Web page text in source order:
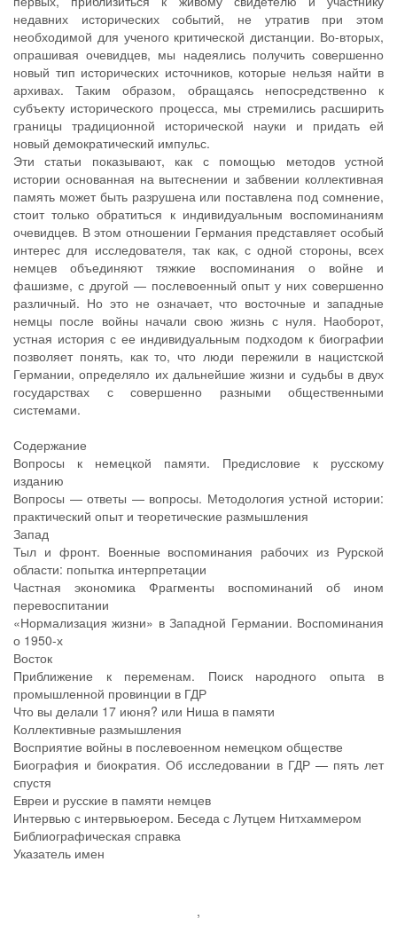
недавних исторических событий, не утратив при этом
необходимой для ученого критической дистанции. Во-вторых,
опрашивая очевидцев, мы надеялись получить совершенно
новый тип исторических источников, которые нельзя найти в
архивах. Таким образом, обращаясь непосредственно к
субъекту исторического процесса, мы стремились расширить
границы традиционной исторической науки и придать ей
новый демократический импульс.
Эти статьи показывают, как с помощью методов устной
истории основанная на вытеснении и забвении коллективная
память может быть разрушена или поставлена под сомнение,
стоит только обратиться к индивидуальным воспоминаниям
очевидцев. В этом отношении Германия представляет особый
интерес для исследователя, так как, с одной стороны, всех
немцев объединяют тяжкие воспоминания о войне и
фашизме, с другой — послевоенный опыт у них совершенно
различный. Но это не означает, что восточные и западные
немцы после войны начали свою жизнь с нуля. Наоборот,
устная история с ее индивидуальным подходом к биографии
позволяет понять, как то, что люди пережили в нацистской
Германии, определяло их дальнейшие жизни и судьбы в двух
государствах с совершенно разными общественными
системами.
Содержание
Вопросы к немецкой памяти. Предисловие к русскому
изданию
Вопросы — ответы — вопросы. Методология устной истории:
практический опыт и теоретические размышления
Запад
Тыл и фронт. Военные воспоминания рабочих из Рурской
области: попытка интерпретации
Частная экономика Фрагменты воспоминаний об ином
перевоспитании
«Нормализация жизни» в Западной Германии. Воспоминания
о 1950-х
Восток
Приближение к переменам. Поиск народного опыта в
промышленной провинции в ГДР
Что вы делали 17 июня? или Ниша в памяти
Коллективные размышления
Восприятие войны в послевоенном немецком обществе
Биография и биократия. Об исследовании в ГДР — пять лет
спустя
Евреи и русские в памяти немцев
Интервью с интервьюером. Беседа с Лутцем Нитхаммером
Библиографическая справка
Указатель имен
,